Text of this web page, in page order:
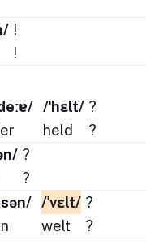
!
!
/ˈhɛlt/
held
?
?
?
?
/ˈvɛlt/
welt
?
?